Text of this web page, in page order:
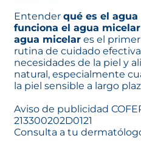
Entender qué es el
funciona el agua
agua micelar es el
rutina de cuidado
necesidades de la piel y
natural, especialmente
la piel sensible a largo
Aviso de publicidad
213300202D0121
Consulta a tu